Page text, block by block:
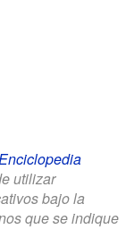
utilizar
bajo la
que se indique